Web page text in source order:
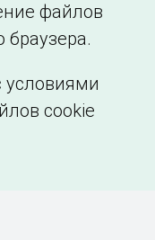
файлов
браузера.
условиями
cookie